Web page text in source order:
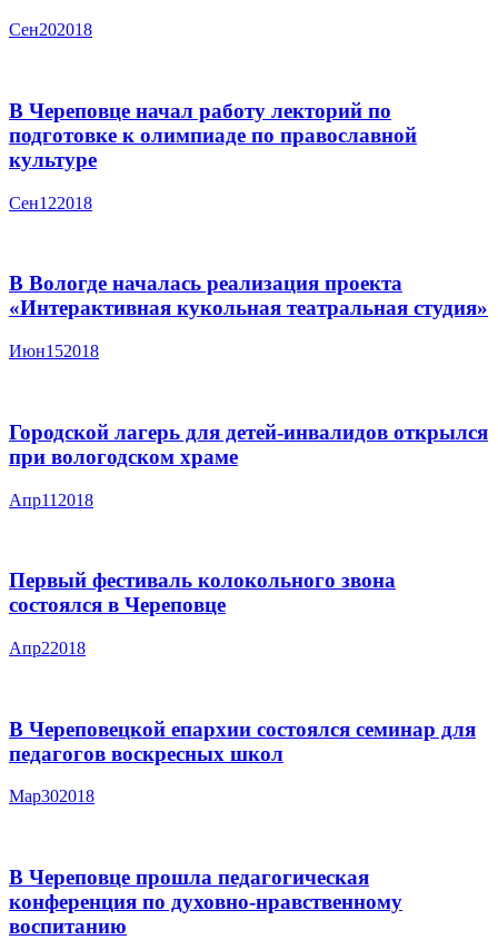
Сен202018
В Череповце начал работу лекторий по
подготовке к олимпиаде по православной
культуре
Сен122018
В Вологде началась реализация проекта
«Интерактивная кукольная театральная студия»
Июн152018
Городской лагерь для детей-инвалидов открылся
при вологодском храме
Апр11 2018
Первый фестиваль колокольного звона
состоялся в Череповце
Апр22018
В Череповецкой епархии состоялся семинар для
педагогов воскресных школ
Мар302018
В Череповце прошла педагогическая
конференция по духовно-нравственному
воспитанию